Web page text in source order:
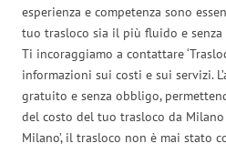
esperienza e competenza sono
tuo trasloco sia il più fluido e senza
Ti incoraggiamo a contattare
informazioni sui costi e sui servizi.
gratuito e senza obbligo,
del costo del tuo trasloco da Milano
Milano’, il trasloco non è mai stato